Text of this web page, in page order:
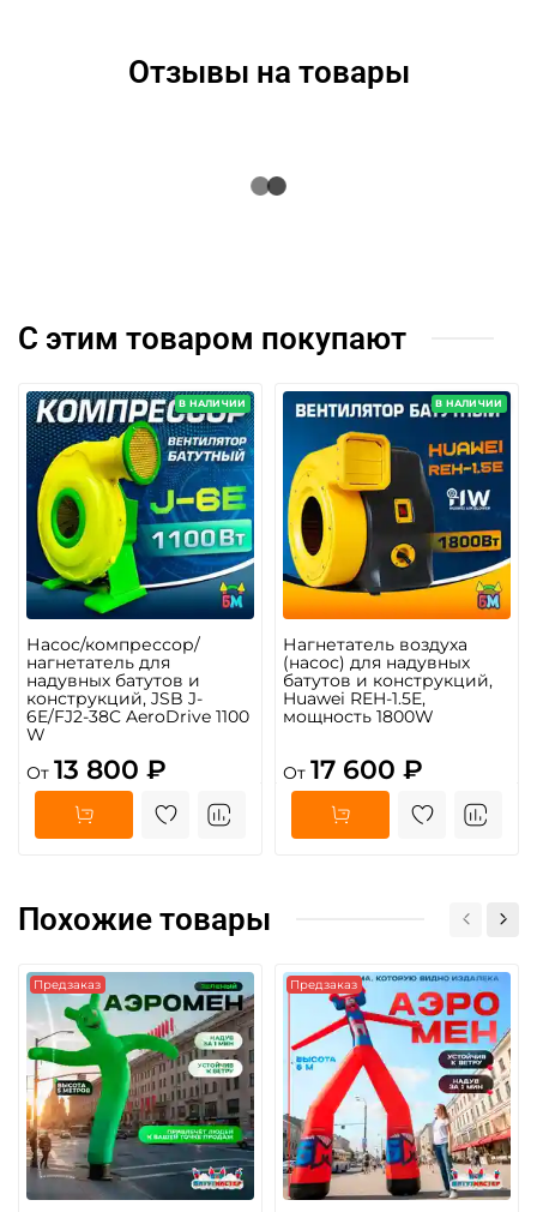
Отзывы на товары
С этим товаром покупают
В НАЛИЧИИ
Насос/компрессор/
нагнетатель для
надувных батутов и
конструкций, JSB J-
6E/FJ2-38C AeroDrive 1100
W
От 13 800 ₽
В НАЛИЧИИ
Нагнетатель воздуха
(насос) для надувных
батутов и конструкций,
Huawei REH-1.5E,
мощность 1800W
От 17 600 ₽
Похожие товары
Предзаказ Предзаказ